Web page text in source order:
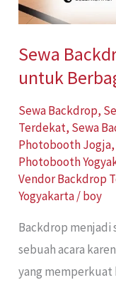
Sewa
untuk
Sewa Backdrop,
Terdekat, Sewa
Photobooth Jogja,
Photobooth
Vendor Backdrop
Yogyakarta/boy
Backdrop menjadi
sebuah acara
yang memperkuat